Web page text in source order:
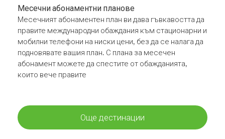
Месечни абонаментни планове
Месечният абонаментен план ви дава гъвкавостта да
правите международни обаждания към стационарни и
мобилни телефони на ниски цени, без да се налага да
подновявате вашия план. С плана за месечен
абонамент можете да спестите от обажданията,
които вече правите
Още дестинации